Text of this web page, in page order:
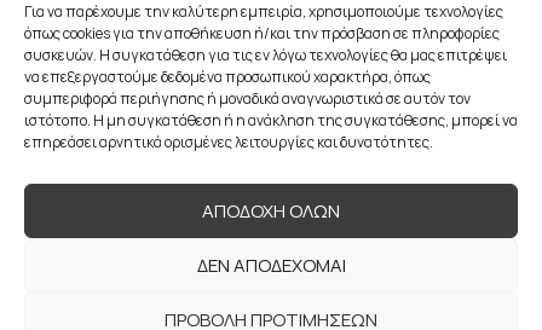
Για να παρέχουμε την καλύτερη εμπειρία, χρησιμοποιούμε τεχνολογίες
όπως cookies για την αποθήκευση ή/και την πρόσβαση σε πληροφορίες
συσκευών. Η συγκατάθεση για τις εν λόγω τεχνολογίες θα μας επιτρέψει
να επεξεργαστούμε δεδομένα προσωπικού χαρακτήρα, όπως
συμπεριφορά περιήγησης ή μοναδικά αναγνωριστικά σε αυτόν τον
ιστότοπο. Η μη συγκατάθεση ή η ανάκληση της συγκατάθεσης, μπορεί να
επηρεάσει αρνητικά ορισμένες λειτουργίες και δυνατότητες.
ΑΠΟΔΟΧΗ ΟΛΩΝ
ΔΕΝ ΑΠΟΔΕΧΟΜΑΙ
ΠΡΟΒΟΛΗ ΠΡΟΤΙΜΗΣΕΩΝ